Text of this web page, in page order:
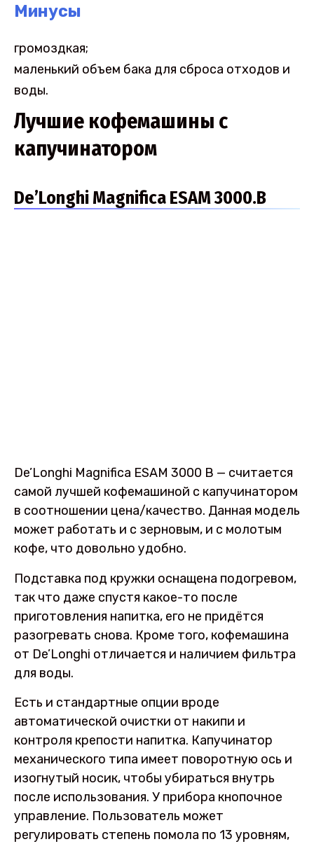
Минусы
громоздкая;
маленький объем бака для сброса отходов и
воды.
Лучшие кофемашины с
капучинатором
De’Longhi Magnifica ESAM 3000.B
De’Longhi Magnifica ESAM 3000 B — считается
самой лучшей кофемашиной с капучинатором
в соотношении цена/качество. Данная модель
может работать и с зерновым, и с молотым
кофе, что довольно удобно.
Подставка под кружки оснащена подогревом,
так что даже спустя какое-то после
приготовления напитка, его не придётся
разогревать снова. Кроме того, кофемашина
от De’Longhi отличается и наличием фильтра
для воды.
Есть и стандартные опции вроде
автоматической очистки от накипи и
контроля крепости напитка. Капучинатор
механического типа имеет поворотную ось и
изогнутый носик, чтобы убираться внутрь
после использования. У прибора кнопочное
управление. Пользователь может
регулировать степень помола по 13 уровням,